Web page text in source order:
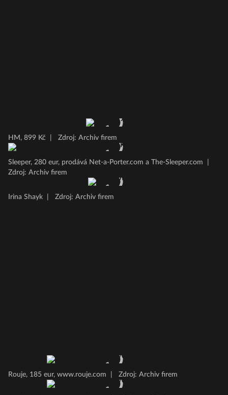
HM, 899 Kč Zdroj: Archiv firem
Sleeper, 280 eur, prodává Net-a-Porter.com a The-Sleeper.com
Zdroj: Archiv firem
Irina Shayk Zdroj: Archiv firem
Rouje, 185 eur, www.rouje.com Zdroj: Archiv firem